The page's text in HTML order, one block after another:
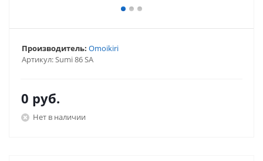
Артикул:Sumi 86 SA
Производитель: Omoikiri
0 руб.
Нет в наличии